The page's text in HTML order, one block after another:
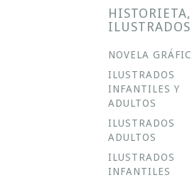
HISTORIETA,
ILUSTRADOS
NOVELA
ILUSTRADOS
INFANTILES Y
ADULTOS
ILUSTRADOS
ADULTOS
ILUSTRADOS
INFANTILES